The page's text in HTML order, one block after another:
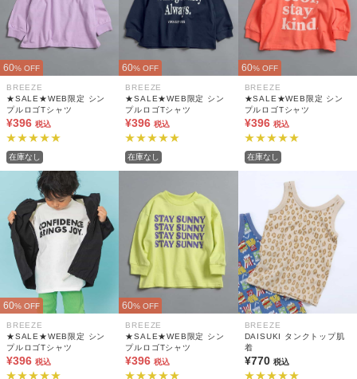
60% OFF
BREEZE
★SALE★WEB限定 シン
プルロゴTシャツ
¥396 税込
在庫なし
60% OFF
BREEZE
★SALE★WEB限定 シン
プルロゴTシャツ
¥396 税込
在庫なし
60% OFF
BREEZE
★SALE★WEB限定 シン
プルロゴTシャツ
¥396 税込
在庫なし
60% OFF
BREEZE
★SALE★WEB限定 シン
プルロゴTシャツ
¥396 税込
60% OFF
BREEZE
★SALE★WEB限定 シン
プルロゴTシャツ
¥396 税込
BREEZE
DAISUKI タンクトップ肌
着
¥770 税込